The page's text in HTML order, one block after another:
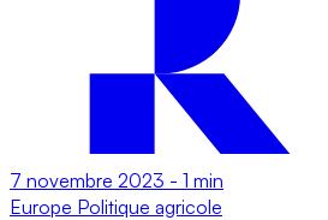
7 novembre 2023 - 1 min
Europe Politique agricole